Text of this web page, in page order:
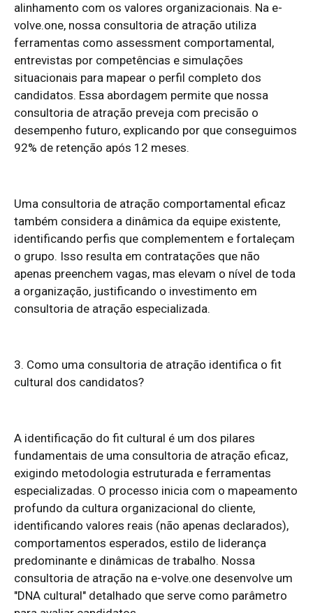
alinhamento com os valores organizacionais. Na e-
volve.one, nossa consultoria de atração utiliza
ferramentas como assessment comportamental,
entrevistas por competências e simulações
situacionais para mapear o perfil completo dos
candidatos. Essa abordagem permite que nossa
consultoria de atração preveja com precisão o
desempenho futuro, explicando por que conseguimos
92% de retenção após 12 meses.
Uma consultoria de atração comportamental eficaz
também considera a dinâmica da equipe existente,
identificando perfis que complementem e fortaleçam
o grupo. Isso resulta em contratações que não
apenas preenchem vagas, mas elevam o nível de toda
a organização, justificando o investimento em
consultoria de atração especializada.
3. Como uma consultoria de atração identifica o fit
cultural dos candidatos?
A identificação do fit cultural é um dos pilares
fundamentais de uma consultoria de atração eficaz,
exigindo metodologia estruturada e ferramentas
especializadas. O processo inicia com o mapeamento
profundo da cultura organizacional do cliente,
identificando valores reais (não apenas declarados),
comportamentos esperados, estilo de liderança
predominante e dinâmicas de trabalho. Nossa
consultoria de atração na e-volve.one desenvolve um
"DNA cultural" detalhado que serve como parâmetro